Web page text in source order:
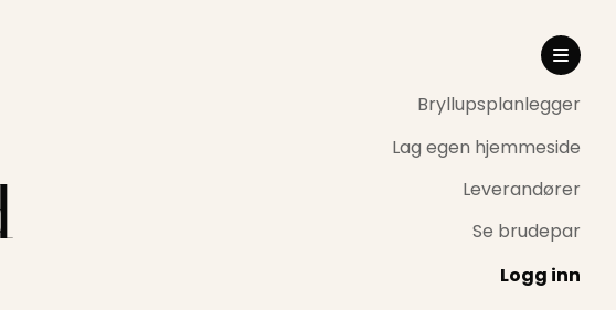
Bryllupsplanlegger
Lag egen hjemmeside
Leverandører
Se brudepar
Logg inn